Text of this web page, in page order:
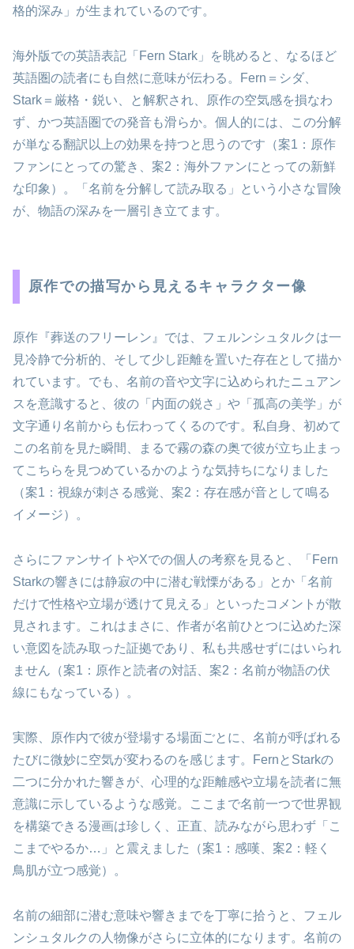
格的深み」が生まれているのです。
海外版での英語表記「Fern Stark」を眺めると、なるほど
英語圏の読者にも自然に意味が伝わる。Fern＝シダ、
Stark＝厳格・鋭い、と解釈され、原作の空気感を損なわ
ず、かつ英語圏での発音も滑らか。個人的には、この分解
が単なる翻訳以上の効果を持つと思うのです（案1：原作
ファンにとっての驚き、案2：海外ファンにとっての新鮮
な印象）。「名前を分解して読み取る」という小さな冒険
が、物語の深みを一層引き立てます。
原作での描写から見えるキャラクター像
原作『葬送のフリーレン』では、フェルンシュタルクは一
見冷静で分析的、そして少し距離を置いた存在として描か
れています。でも、名前の音や文字に込められたニュアン
スを意識すると、彼の「内面の鋭さ」や「孤高の美学」が
文字通り名前からも伝わってくるのです。私自身、初めて
この名前を見た瞬間、まるで霧の森の奥で彼が立ち止まっ
てこちらを見つめているかのような気持ちになりました
（案1：視線が刺さる感覚、案2：存在感が音として鳴る
イメージ）。
さらにファンサイトやXでの個人の考察を見ると、「Fern
Starkの響きには静寂の中に潜む戦慄がある」とか「名前
だけで性格や立場が透けて見える」といったコメントが散
見されます。これはまさに、作者が名前ひとつに込めた深
い意図を読み取った証拠であり、私も共感せずにはいられ
ません（案1：原作と読者の対話、案2：名前が物語の伏
線にもなっている）。
実際、原作内で彼が登場する場面ごとに、名前が呼ばれる
たびに微妙に空気が変わるのを感じます。FernとStarkの
二つに分かれた響きが、心理的な距離感や立場を読者に無
意識に示しているような感覚。ここまで名前一つで世界観
を構築できる漫画は珍しく、正直、読みながら思わず「こ
こまでやるか…」と震えました（案1：感嘆、案2：軽く
鳥肌が立つ感覚）。
名前の細部に潜む意味や響きまでを丁寧に拾うと、フェル
ンシュタルクの人物像がさらに立体的になります。名前の